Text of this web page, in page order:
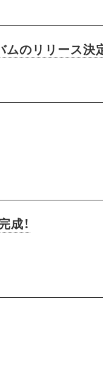
ムのリリース
成！